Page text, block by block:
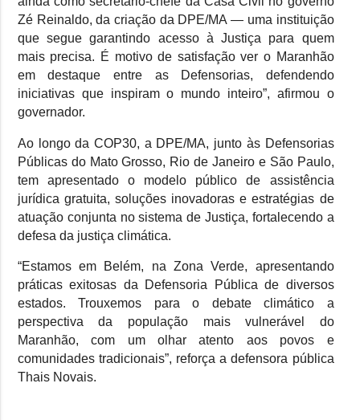
Zé Reinaldo, da criação da DPE/MA — uma instituição
que segue garantindo acesso à Justiça para quem
mais precisa. É motivo de satisfação ver o Maranhão
em destaque entre as Defensorias, defendendo
iniciativas que inspiram o mundo inteiro”, afirmou o
governador.
Ao longo da COP30, a DPE/MA, junto às Defensorias
Públicas do Mato Grosso, Rio de Janeiro e São Paulo,
tem apresentado o modelo público de assistência
jurídica gratuita, soluções inovadoras e estratégias de
atuação conjunta no sistema de Justiça, fortalecendo a
defesa da justiça climática.
“Estamos em Belém, na Zona Verde, apresentando
práticas exitosas da Defensoria Pública de diversos
estados. Trouxemos para o debate climático a
perspectiva da população mais vulnerável do
Maranhão, com um olhar atento aos povos e
comunidades tradicionais”, reforça a defensora pública
Thais Novais.